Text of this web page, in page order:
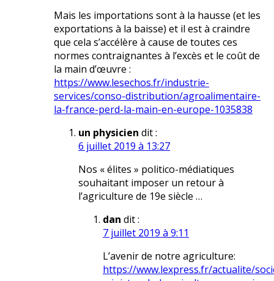
Mais les importations sont à la hausse (et les
exportations à la baisse) et il est à craindre
que cela s’accélère à cause de toutes ces
normes contraignantes à l’excès et le coût de
la main d’œuvre :
https://www.lesechos.fr/industrie-
services/conso-distribution/agroalimentaire-
la-france-perd-la-main-en-europe-1035838
un physicien dit :
6 juillet 2019 à 13:27
Nos « élites » politico-médiatiques
souhaitant imposer un retour à
l’agriculture de 19e siècle …
dan dit :
7 juillet 2019 à 9:11
L’avenir de notre agriculture:
https://www.lexpress.fr/actualite/